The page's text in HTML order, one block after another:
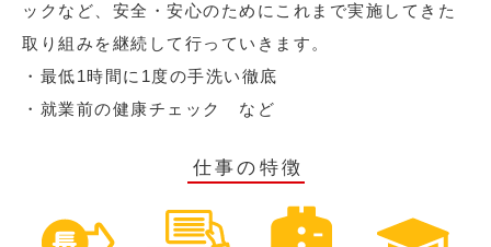
ックなど、安全・安心のためにこれまで実施してきた
取り組みを継続して行っていきます。
・最低1時間に1度の手洗い徹底
・就業前の健康チェック など
仕事の特徴